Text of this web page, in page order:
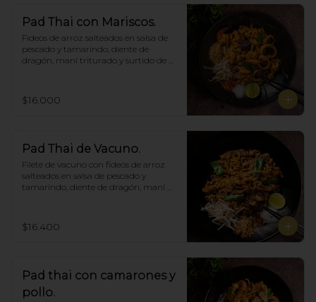
Pad Thai con Mariscos.
Fideos de arroz salteados en salsa de
pescado y tamarindo, diente de
dragón, maní triturado y surtido de
$16.000
Pad Thai de Vacuno.
Filete de vacuno con fideos de arroz
salteados en salsa de pescado y
tamarindo, diente de dragón, maní
$16.400
Pad thai con camarones y
pollo.